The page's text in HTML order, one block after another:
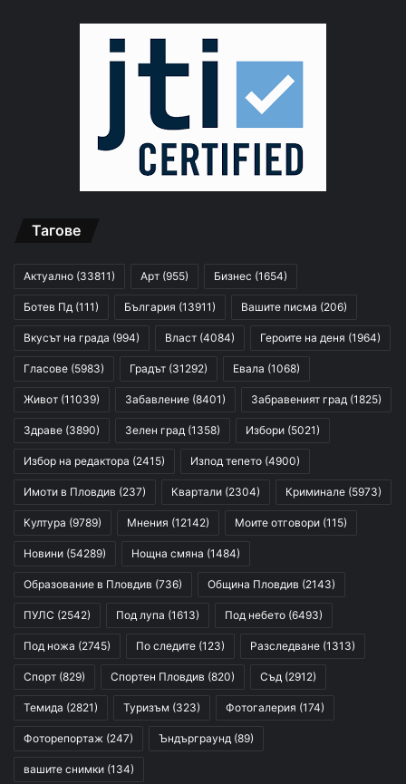
Тагове
Актуално (33811) Арт (955) Бизнес (1654)
Ботев Пд (111) България (13911) Вашите писма (206)
Вкусът на града (994) Власт (4084) Героите на деня (1964)
Гласове (5983) Градът (31292) Евала (1068)
Живот (11039) Забавление (8401) Забравеният град (1825)
Здраве (3890) Зелен град (1358) Избори (5021)
Избор на редактора (2415) Изпод тепето (4900)
Имоти в Пловдив (237) Квартали (2304) Криминале (5973)
Култура (9789) Мнения (12142) Моите отговори (115)
Новини (54289) Нощна смяна (1484)
Образование в Пловдив (736) Община Пловдив (2143)
ПУЛС (2542) Под лупа (1613) Под небето (6493)
Под ножа (2745) По следите (123) Разследване (1313)
Спорт (829) Спортен Пловдив (820) Съд (2912)
Темида (2821) Туризъм (323) Фотогалерия (174)
Фоторепортаж (247) Ъндърграунд (89)
вашите снимки (134)